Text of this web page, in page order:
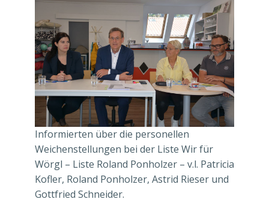
Informierten über die personellen
Weichenstellungen bei der Liste Wir für
Wörgl – Liste Roland Ponholzer – v.l. Patricia
Kofler, Roland Ponholzer, Astrid Rieser und
Gottfried Schneider.